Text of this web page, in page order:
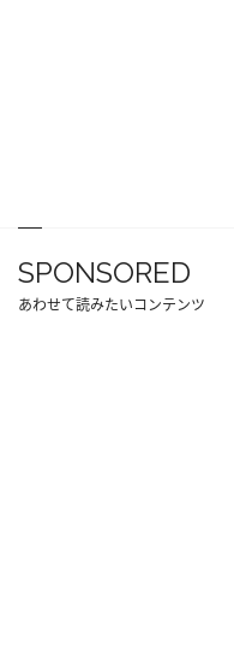
SPONSORED
あわせて読みたいコンテンツ